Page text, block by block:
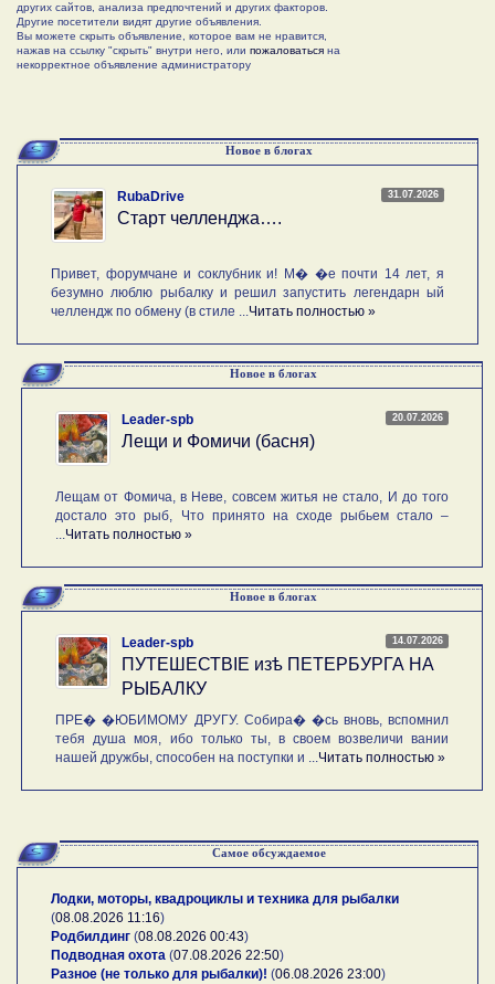
других сайтов, анализа предпочтений и других факторов.
Другие посетители видят другие объявления.
Вы можете скрыть объявление, которое вам не нравится,
нажав на ссылку "скрыть" внутри него, или пожаловаться на
некорректное объявление администратору
Новое в блогах
31.07.2026
RubaDrive
Старт челленджа….
Привет, форумчане и соклубник и! М� �е почти 14 лет, я
безумно люблю рыбалку и решил запустить легендарн ый
челлендж по обмену (в стиле ...Читать полностью »
Новое в блогах
20.07.2026
Leader-spb
Лещи и Фомичи (басня)
Лещам от Фомича, в Неве, совсем житья не стало, И до того
достало это рыб, Что принято на сходе рыбьем стало –
...Читать полностью »
Новое в блогах
14.07.2026
Leader-spb
ПУТЕШЕСТВIE изѣ ПЕТЕРБУРГА НА
РЫБАЛКУ
ПРЕ� �ЮБИМОМУ ДРУГУ. Собира� �сь вновь, вспомнил
тебя душа моя, ибо только ты, в своем возвеличи вании
нашей дружбы, способен на поступки и ...Читать полностью »
Самое обсуждаемое
Лодки, моторы, квадроциклы и техника для рыбалки
(08.08.2026 11:16)
Родбилдинг (08.08.2026 00:43)
Подводная охота (07.08.2026 22:50)
Разное (не только для рыбалки)! (06.08.2026 23:00)